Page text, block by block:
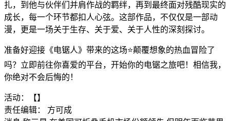
扎，到他与伙伴们并肩作战的羁绊，再到最终面对残酷现实的
成长，每一个环节都扣人心弦。这部作品，不仅仅是一部动
漫，更是一场关于生存、关于爱、关于人性的深刻探讨。
准备好迎接《电锯人》带来的这场⭐颠覆想象的热血冒险了
吗？立即前往你喜爱的平台，开始你的电锯之旅吧！相信我，
你绝对不会后悔的！
活动：【】
责任编辑： 方可成